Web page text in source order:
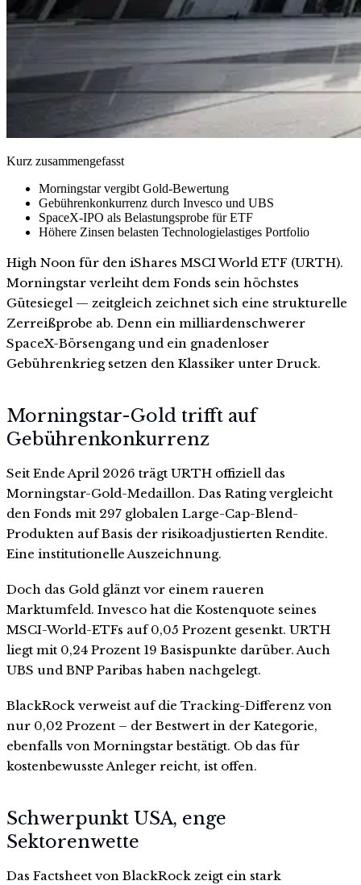
Kurz zusammengefasst
Morningstar vergibt Gold-Bewertung
Gebührenkonkurrenz durch Invesco und UBS
SpaceX-IPO als Belastungsprobe für ETF
Höhere Zinsen belasten Technologielastiges Portfolio
High Noon für den iShares MSCI World ETF (URTH).
Morningstar verleiht dem Fonds sein höchstes
Gütesiegel — zeitgleich zeichnet sich eine strukturelle
Zerreißprobe ab. Denn ein milliardenschwerer
SpaceX-Börsengang und ein gnadenloser
Gebührenkrieg setzen den Klassiker unter Druck.
Morningstar-Gold trifft auf
Gebührenkonkurrenz
Seit Ende April 2026 trägt URTH offiziell das
Morningstar-Gold-Medaillon. Das Rating vergleicht
den Fonds mit 297 globalen Large-Cap-Blend-
Produkten auf Basis der risikoadjustierten Rendite.
Eine institutionelle Auszeichnung.
Doch das Gold glänzt vor einem raueren
Marktumfeld. Invesco hat die Kostenquote seines
MSCI-World-ETFs auf 0,05 Prozent gesenkt. URTH
liegt mit 0,24 Prozent 19 Basispunkte darüber. Auch
UBS und BNP Paribas haben nachgelegt.
BlackRock verweist auf die Tracking-Differenz von
nur 0,02 Prozent – der Bestwert in der Kategorie,
ebenfalls von Morningstar bestätigt. Ob das für
kostenbewusste Anleger reicht, ist offen.
Schwerpunkt USA, enge
Sektorenwette
Das Factsheet von BlackRock zeigt ein stark